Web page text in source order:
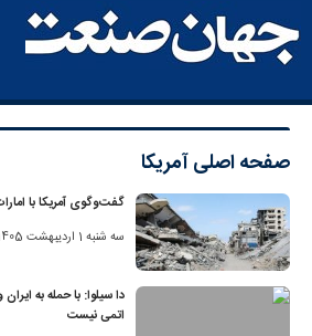
صفحه اصلیآمریکا
گفت‌وگوی آمریکا با
سه شنبه 1 اردیبهشت 1405
دا سیلوا: با حمله به
اتمی نیست